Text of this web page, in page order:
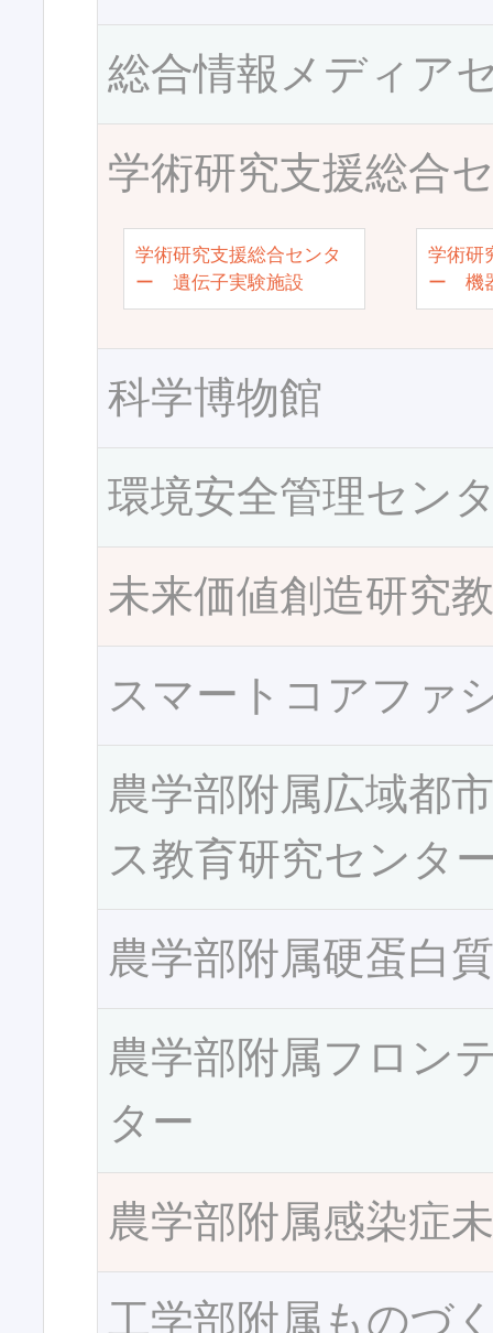
総合情報メディア
学術研究支援総合
学術研究支援総合センタ
ー 遺伝子実験施設
学術研
ー 機
科学博物館
環境安全管理セン
未来価値創造研究
スマートコアファ
農学部附属広域都
ス教育研究センタ
農学部附属硬蛋白
農学部附属フロン
ター
農学部附属感染症
工学部附属ものづ